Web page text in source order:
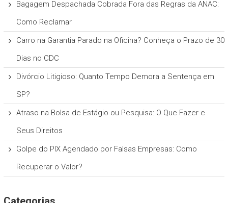
Bagagem Despachada Cobrada Fora das Regras da ANAC:
Como Reclamar
Carro na Garantia Parado na Oficina? Conheça o Prazo de 30
Dias no CDC
Divórcio Litigioso: Quanto Tempo Demora a Sentença em
SP?
Atraso na Bolsa de Estágio ou Pesquisa: O Que Fazer e
Seus Direitos
Golpe do PIX Agendado por Falsas Empresas: Como
Recuperar o Valor?